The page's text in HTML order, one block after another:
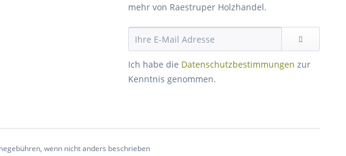
mehr von Raestruper Holzhandel.
Ich habe die Datenschutzbestimmungen zur
Kenntnis genommen.
wenn nicht anders beschrieben